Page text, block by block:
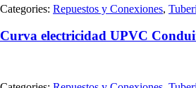
Categories: Repuestos y Conexiones,
Curva electricidad UPVC